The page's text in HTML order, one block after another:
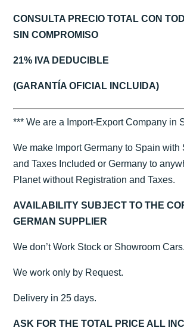
CONSULTA PRECIO TOTAL CON
SIN COMPROMISO
21% IVA DEDUCIBLE
(GARANTÍA OFICIAL INCLUIDA)
*** We are a Import-Export Company in
We make Import Germany to Spain with
and Taxes Included or Germany to
Planet without Registration and Taxes.
AVAILABILITY SUBJECT TO THE
GERMAN SUPPLIER
We don’t Work Stock or Showroom Cars.
We work only by Request.
Delivery in 25 days.
ASK FOR THE TOTAL PRICE ALL